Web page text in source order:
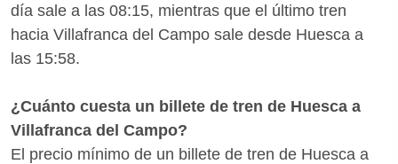
día sale a las 08:15, mientras que el último tren
hacia Villafranca del Campo sale desde Huesca a
las 15:58.
¿Cuánto cuesta un billete de tren de Huesca a
Villafranca del Campo?
El precio mínimo de un billete de tren de Huesca a